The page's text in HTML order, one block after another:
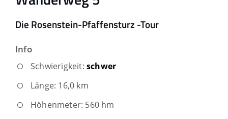
Die Rosenstein-Pfaffensturz -Tour
Info
Schwierigkeit: schwer
Länge: 16,0 km
Höhenmeter: 560 hm